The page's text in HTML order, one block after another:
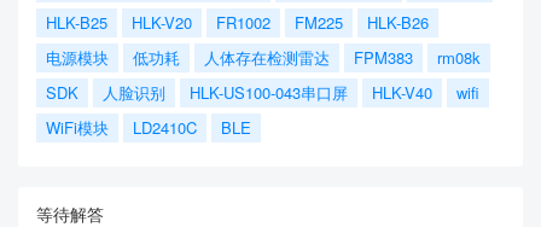
HLK-B25
HLK-V20 FR1002 FM225
HLK-B26
电源模块
低功耗 人体存在检测雷达 FPM383
rm08k
SDK
人脸识别 HLK-US100-043串口屏 HLK-V40
wifi
WiFi模块
LD2410C BLE
等待解答